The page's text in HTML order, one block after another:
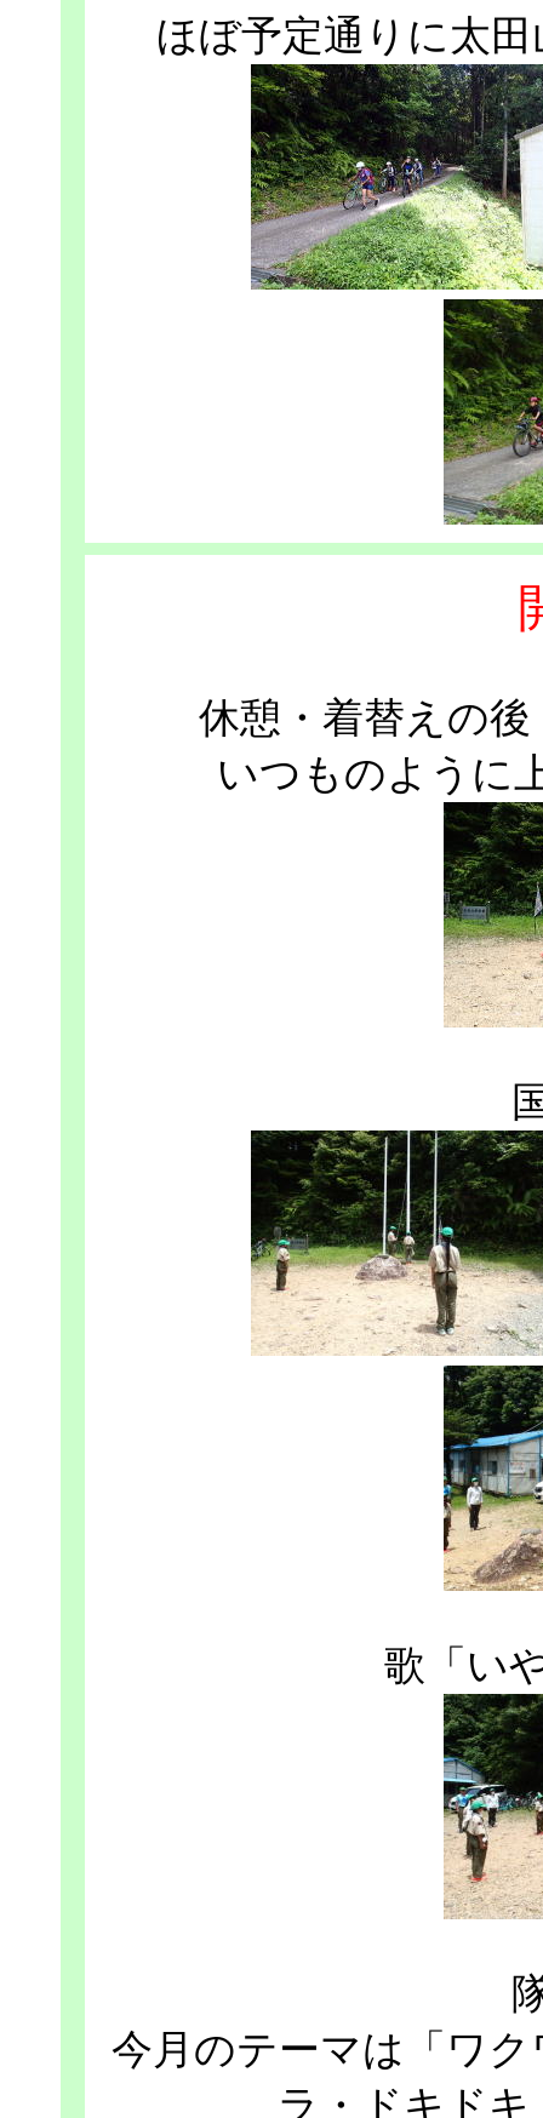
ほぼ予定通りに太
休憩・着替えの
いつものように
歌「い
今月のテーマは「ワ
ラ・ドキド